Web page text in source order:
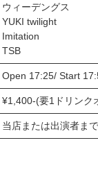
ウィーデングス
YUKI twilight
Imitation
TSB
Open 17:25/ Start
¥1,400-(要1ドリンク
当店または出演者まで